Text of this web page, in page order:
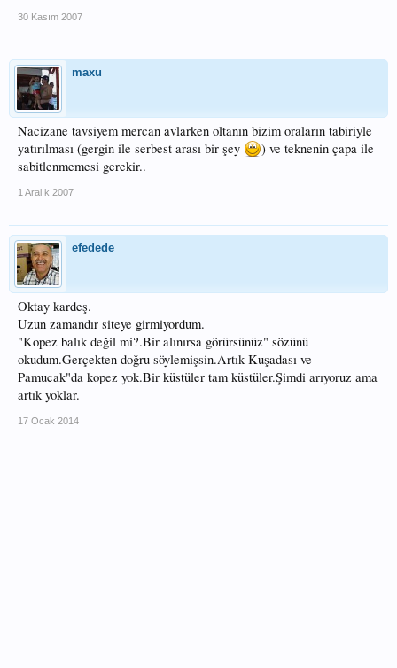
30 Kasım 2007
maxu
Nacizane tavsiyem mercan avlarken oltanın bizim oraların tabiriyle
yatırılması (gergin ile serbest arası bir şey
) ve teknenin çapa ile
sabitlenmemesi gerekir..
1 Aralık 2007
efedede
Oktay kardeş.
Uzun zamandır siteye girmiyordum.
"Kopez balık değil mi?.Bir alınırsa görürsünüz" sözünü
okudum.Gerçekten doğru söylemişsin.Artık Kuşadası ve
Pamucak"da kopez yok.Bir küstüler tam küstüler.Şimdi arıyoruz ama
artık yoklar.
17 Ocak 2014